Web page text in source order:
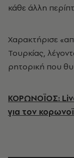
κάθε άλλη
Χαρακτήρισε
Τουρκίας,
ρητορική που
ΚΟΡΩΝΟΪΟΣ:
για τον